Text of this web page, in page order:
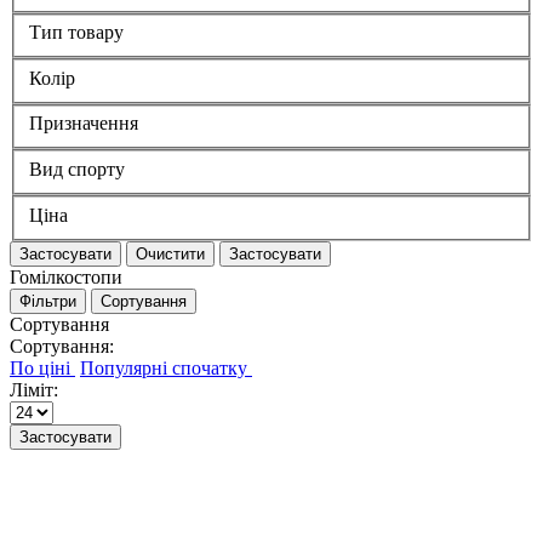
Тип товару
Колір
Призначення
Вид спорту
Ціна
Застосувати Очистити Застосувати
Гомілкостопи
Фільтри Сортування
Сортування
Сортування:
Ліміт:
Застосувати